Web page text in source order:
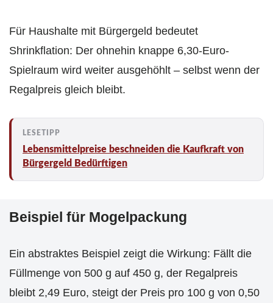
Für Haushalte mit Bürgergeld bedeutet
Shrinkflation: Der ohnehin knappe 6,30-Euro-
Spielraum wird weiter ausgehöhlt – selbst wenn der
Regalpreis gleich bleibt.
Lebensmittelpreise beschneiden die Kaufkraft von
Bürgergeld Bedürftigen
Beispiel für Mogelpackung
Ein abstraktes Beispiel zeigt die Wirkung: Fällt die
Füllmenge von 500 g auf 450 g, der Regalpreis
bleibt 2,49 Euro, steigt der Preis pro 100 g von 0,50